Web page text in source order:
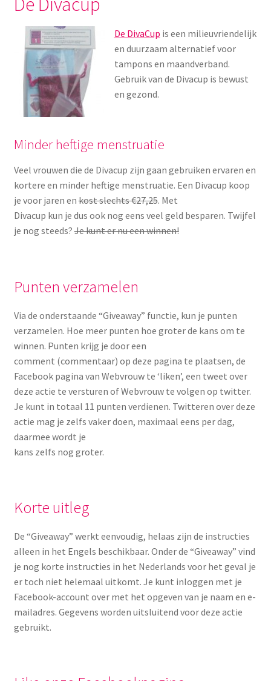
De DivaCup is een milieuvriendelijk
en duurzaam alternatief voor
tampons en maandverband.
Gebruik van de Divacup is bewust
en gezond.
Minder heftige menstruatie
Veel vrouwen die de Divacup zijn gaan gebruiken ervaren en
kortere en minder heftige menstruatie. Een Divacup koop
je voor jaren enkost slechts €27,25. Met
Divacup kun je dus ook nog eens veel geld besparen. Twijfel
je nog steeds?Je kunt er nu een winnen!
Punten verzamelen
Via de onderstaande “Giveaway” functie, kun je punten
verzamelen. Hoe meer punten hoe groter de kans om te
winnen. Punten krijg je door een
comment (commentaar) op deze pagina te plaatsen, de
Facebook pagina van Webvrouw te ‘liken’, een tweet over
deze actie te versturen of Webvrouw te volgen op twitter.
Je kunt in totaal 11 punten verdienen. Twitteren over deze
actie mag je zelfs vaker doen, maximaal eens per dag,
daarmee wordt je
kans zelfs nog groter.
Korte uitleg
De “Giveaway” werkt eenvoudig, helaas zijn de instructies
alleen in het Engels beschikbaar. Onder de “Giveaway” vind
je nog korte instructies in het Nederlands voor het geval je
er toch niet helemaal uitkomt. Je kunt inloggen met je
Facebook-account over met het opgeven van je naam en e-
mailadres. Gegevens worden uitsluitend voor deze actie
gebruikt.